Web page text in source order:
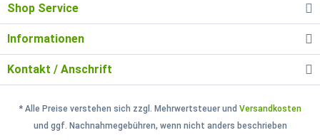
Shop Service
Informationen
Kontakt / Anschrift
* Alle Preise verstehen sich zzgl. Mehrwertsteuer und Versandkosten
und ggf. Nachnahmegebühren, wenn nicht anders beschrieben